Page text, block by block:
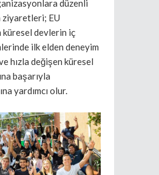
düzenli
ziyaretleri; EU
devlerin iç
ilk elden deneyim
hızla değişen küresel
başarıyla
yardımcı olur.